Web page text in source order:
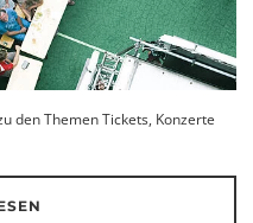
den Themen Tickets, Konzerte